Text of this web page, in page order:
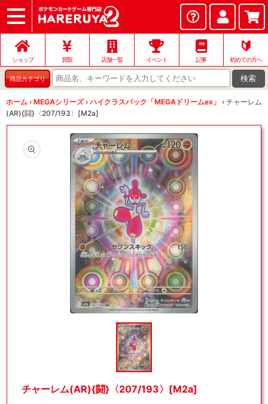
ショップ
店頭買取
ネット買取
店舗一覧
イベント
お問い合わせ
ショップ 買取 店舗一覧 イベント 記事
🔰
初めての方へ
商品カテゴリ 検索
ホーム › MEGAシリーズ › ハイクラスパック「MEGAドリームex」 › チャーレム
(AR){闘}〈207/193〉[M2a]
チャーレム(AR){闘}〈207/193〉[M2a]